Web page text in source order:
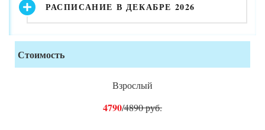
РАСПИСАНИЕ В ДЕКАБРЕ 2026
Стоимость
Взрослый
4790/4890 руб.